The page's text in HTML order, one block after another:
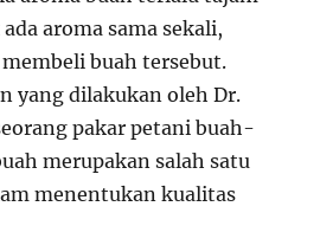
aroma sama sekali,
buah tersebut.
yang dilakukan oleh Dr.
pakar petani buah-
merupakan salah satu
menentukan kualitas